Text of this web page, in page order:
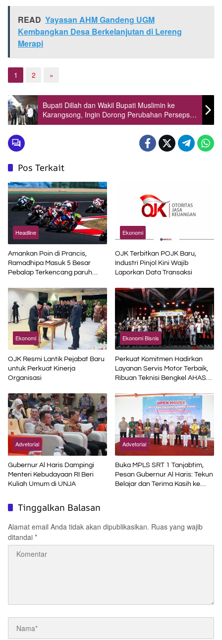
READ Yayasan AHM Gandeng UGM
Kembangkan Desa Berkelanjutan di Lereng
Merapi
1 2 »
Bupati Dillah dan Wakil Bupati Muslimin ke
Karangsong, Ingin Dorong Perubahan Persepsi
Nelayan
Pos Terkait
Headline
Amankan Poin di Prancis,
Ramadhipa Masuk 5 Besar
Pebalap Terkencang paruh
Ekonomi
OJK Terbitkan POJK Baru,
Industri Pinjol Kini Wajib
Laporkan Data Transaksi
Ekonomi
OJK Resmi Lantik Pejabat Baru
untuk Perkuat Kinerja
Organisasi
Ekonomi Bisnis
Perkuat Komitmen Hadirkan
Layanan Servis Motor Terbaik,
Ribuan Teknisi Bengkel AHASS
Skill Contest
Advetorial
Gubernur Al Haris Dampingi
Menteri Kebudayaan RI Beri
Kuliah Umum di UNJA
Advetorial
Buka MPLS SRT 1 Tanjabtim,
Pesan Gubernur Al Haris: Tekun
Belajar dan Terima Kasih ke
Tinggalkan Balasan
Alamat email Anda tidak akan dipublikasikan. Ruas yang wajib
ditandai *